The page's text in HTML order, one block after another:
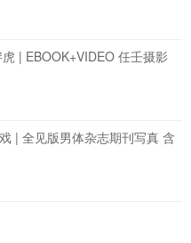
| EBOOK+VIDEO 任壬摄影
| 全见版男体杂志期刊写真 含